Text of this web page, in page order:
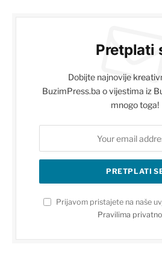
Pretplati
Dobijte najnovije
BuzimPress.ba o vijestima iz
mnogo toga!
Prijavom pristajete na naše
Pravilima